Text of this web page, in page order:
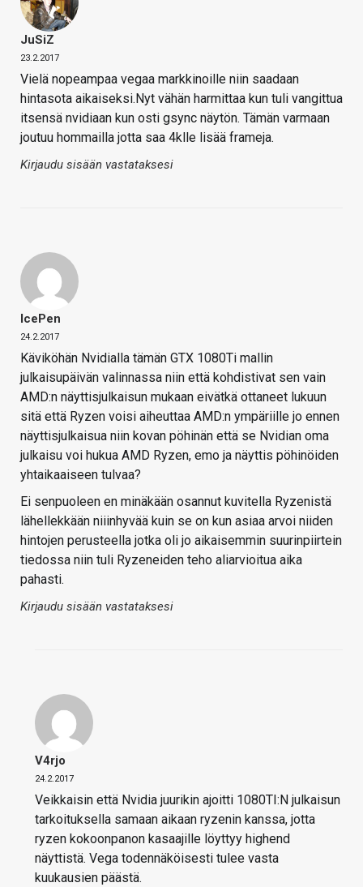
JuSiZ
23.2.2017
Vielä nopeampaa vegaa markkinoille niin saadaan
hintasota aikaiseksi.Nyt vähän harmittaa kun tuli vangittua
itsensä nvidiaan kun osti gsync näytön. Tämän varmaan
joutuu hommailla jotta saa 4klle lisää frameja.
Kirjaudu sisään vastataksesi
IcePen
24.2.2017
Käviköhän Nvidialla tämän GTX 1080Ti mallin
julkaisupäivän valinnassa niin että kohdistivat sen vain
AMD:n näyttisjulkaisun mukaan eivätkä ottaneet lukuun
sitä että Ryzen voisi aiheuttaa AMD:n ympäriille jo ennen
näyttisjulkaisua niin kovan pöhinän että se Nvidian oma
julkaisu voi hukua AMD Ryzen, emo ja näyttis pöhinöiden
yhtaikaaiseen tulvaa?
Ei senpuoleen en minäkään osannut kuvitella Ryzenistä
lähellekkään niiinhyvää kuin se on kun asiaa arvoi niiden
hintojen perusteella jotka oli jo aikaisemmin suurinpiirtein
tiedossa niin tuli Ryzeneiden teho aliarvioitua aika
pahasti.
Kirjaudu sisään vastataksesi
V4rjo
24.2.2017
Veikkaisin että Nvidia juurikin ajoitti 1080TI:N julkaisun
tarkoituksella samaan aikaan ryzenin kanssa, jotta
ryzen kokoonpanon kasaajille löyttyy highend
näyttistä. Vega todennäköisesti tulee vasta
kuukausien päästä.